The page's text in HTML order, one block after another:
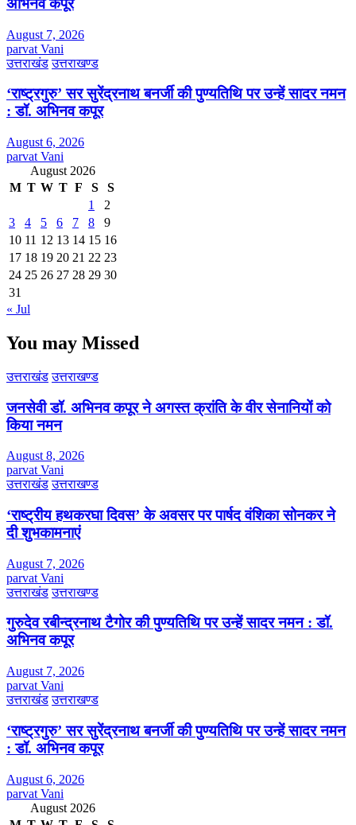
अभिनव कपूर
August 7, 2026
parvat Vani
उत्तराखंड उत्तराखण्ड
‘राष्ट्रगुरु’ सर सुरेंद्रनाथ बनर्जी की पुण्यतिथि पर उन्हें सादर नमन
: डॉ. अभिनव कपूर
August 6, 2026
parvat Vani
August 2026
M T W T F S
S
1
2
3
4 5 6 7 8
9
10 11 12 13 14 15 16
17 18 19 20 21 22 23
24 25 26 27 28 29 30
31
« Jul
You may Missed
उत्तराखंड उत्तराखण्ड
जनसेवी डॉ. अभिनव कपूर ने अगस्त क्रांति के वीर सेनानियों को
किया नमन
August 8, 2026
parvat Vani
उत्तराखंड उत्तराखण्ड
‘राष्ट्रीय हथकरघा दिवस’ के अवसर पर पार्षद वंशिका सोनकर ने
दी शुभकामनाएं
August 7, 2026
parvat Vani
उत्तराखंड उत्तराखण्ड
गुरुदेव रबीन्द्रनाथ टैगोर की पुण्यतिथि पर उन्हें सादर नमन : डॉ.
अभिनव कपूर
August 7, 2026
parvat Vani
उत्तराखंड उत्तराखण्ड
‘राष्ट्रगुरु’ सर सुरेंद्रनाथ बनर्जी की पुण्यतिथि पर उन्हें सादर नमन
: डॉ. अभिनव कपूर
August 6, 2026
parvat Vani
August 2026